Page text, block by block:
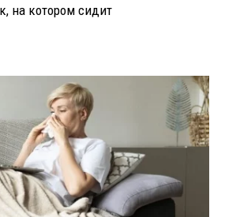
на котором сидит